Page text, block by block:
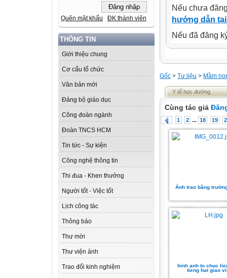
Quên mật khẩu ĐK thành viên
THÔNG TIN
Giới thiệu chung
Cơ cấu tổ chức
Văn bản mới
Đảng bộ giáo dục
Công đoàn ngành
Đoàn TNCS HCM
Tin tức - Sự kiện
Công nghệ thông tin
Thi đua - Khen thưởng
Người tốt - Việc tốt
Lịch công tác
Thông báo
Thư mời
Thư viện ảnh
Trao đổi kinh nghiệm
Nếu chưa
hướng dẫn
Nếu đã đăng
Gốc > Tư liệu > Mầm
Y tế học đường
Cùng tác giả
1 2 ... 18 19
Ảnh trao bằng
hinh anh to chuc
tieng hat giao